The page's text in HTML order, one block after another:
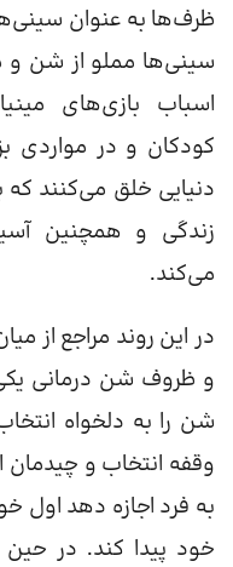
ظرف‌ها به عنوان
سینی‌ها مملو از شن و
اسباب بازی‌های
کودکان و در مواردی
دنیایی خلق می‌کنند که
زندگی و همچنین
می‌کند.
در این روند مراجع از
و ظروف شن درمانی
شن را به دلخواه
وقفه انتخاب و چیدمان
به فرد اجازه دهد
خود پیدا کند. در